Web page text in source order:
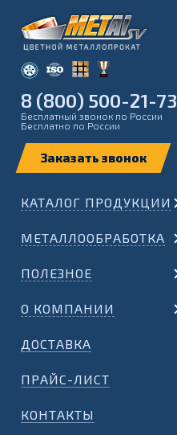
8 (800) 500-21-73
Бесплатный звонок по России
Бесплатно по России
КАТАЛОГ ПРОДУКЦИИ
МЕТАЛЛООБРАБОТКА
ПОЛЕЗНОЕ
О КОМПАНИИ
ДОСТАВКА
ПРАЙС-ЛИСТ
КОНТАКТЫ